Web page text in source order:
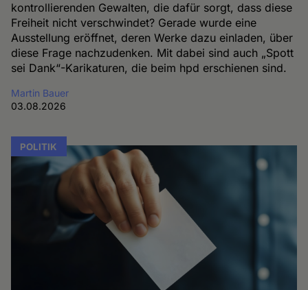
kontrollierenden Gewalten, die dafür sorgt, dass diese
Freiheit nicht verschwindet? Gerade wurde eine
Ausstellung eröffnet, deren Werke dazu einladen, über
diese Frage nachzudenken. Mit dabei sind auch „Spott
sei Dank“-Karikaturen, die beim hpd erschienen sind.
Martin Bauer
03.08.2026
POLITIK